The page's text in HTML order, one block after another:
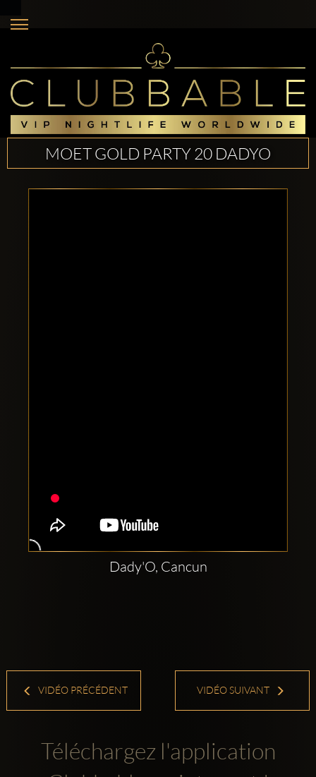
sociaux
Clubbable:
MOET GOLD PARTY 20 DADYO
Dady'O, Cancun
VIDÉO PRÉCÉDENT VIDÉO SUIVANT
Téléchargez l'application